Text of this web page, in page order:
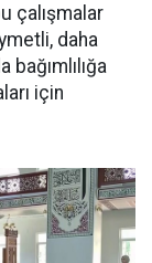
çalışmalar
daha
için